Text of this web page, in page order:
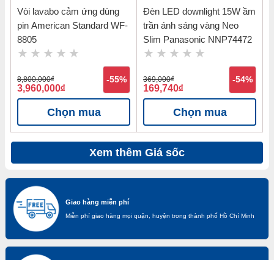
Vòi lavabo cảm ứng dùng
pin American Standard WF-
8805
8,800,000đ
3,960,000đ
-55%
Chọn mua
Đèn LED downlight 15W ầm
trần ánh sáng vàng Neo
Slim Panasonic NNP74472
369,000đ
169,740đ
-54%
Chọn mua
Xem thêm Giá sốc
Giao hàng miễn phí
Miễn phí giao hàng mọi quận, huyện trong thành phố Hồ Chí Minh